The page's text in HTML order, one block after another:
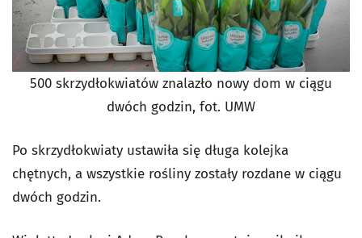
500 skrzydłokwiatów znalazło nowy dom w ciągu
dwóch godzin, fot. UMW
Po skrzydłokwiaty ustawiła się długa kolejka
chętnych, a wszystkie rośliny zostały rozdane w ciągu
dwóch godzin.